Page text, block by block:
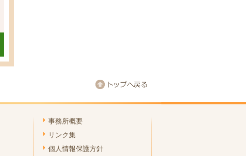
事務所概要
リンク集
個人情報保護方針